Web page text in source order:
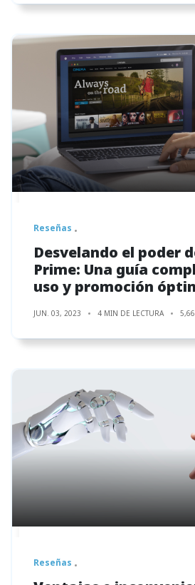
Reseñas
Desvelando el poder
Prime: Una guía
uso y promoción
JUN. 03, 2023 4 MIN DE LECTURA
Reseñas